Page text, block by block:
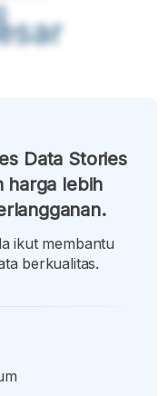
Data Stories
harga lebih
ikut membantu
berkualitas.